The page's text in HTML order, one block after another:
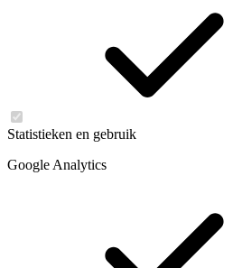
Statistieken en gebruik
Google Analytics